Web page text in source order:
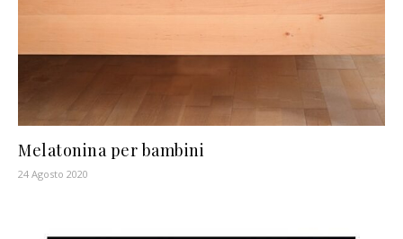
Melatonina per bambini
24 Agosto 2020